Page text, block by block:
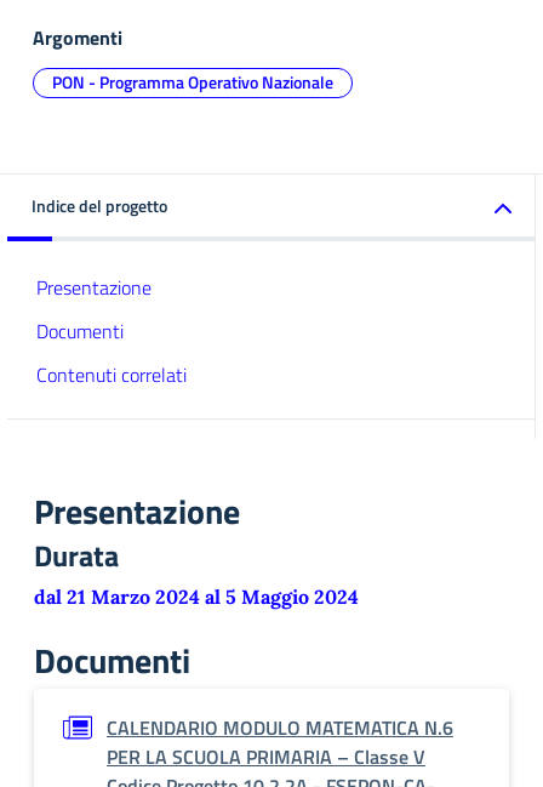
Argomenti
PON - Programma Operativo Nazionale
Indice del progetto
Presentazione
Documenti
Contenuti correlati
Presentazione
Durata
dal 21 Marzo 2024 al 5 Maggio 2024
Documenti
CALENDARIO MODULO MATEMATICA N.6
PER LA SCUOLA PRIMARIA – Classe V